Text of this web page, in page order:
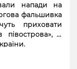
напади на
фальшивка
приховати
–